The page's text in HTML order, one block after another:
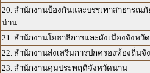
20. สำนักงานป้องกันและบรรเทาสาธารณ
น่าน
21. สำนักงานโยธาธิการและผังเมืองจังหวั
22. สำนักงานส่งเสริมการปกครองท้องถิ่น
23. สำนักงานคุมประพฤติจังหวัดน่าน